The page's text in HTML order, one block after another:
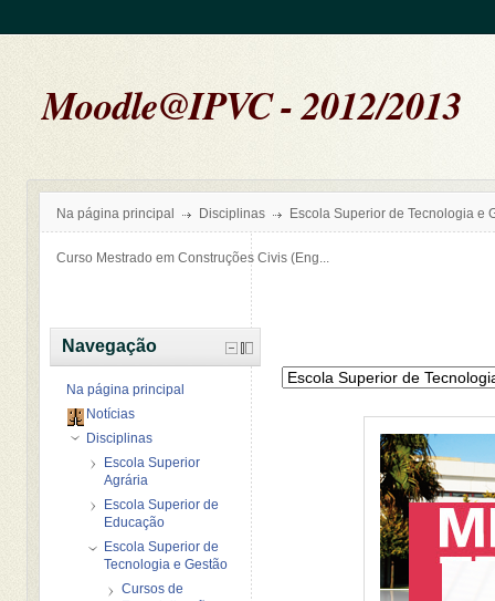
Moodle@IPVC - 2012/2013
Na página principal Disciplinas Escola Superior de Tecnologia e
Curso Mestrado em Construções Civis (Eng...
Navegação
Na página principal
Notícias
Disciplinas
Escola Superior
Agrária
Escola Superior de
Educação
Escola Superior de
Tecnologia e Gestão
Cursos de